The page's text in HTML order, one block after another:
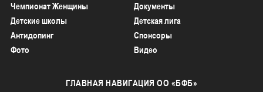
Чемпионат Женщины
Документы
Детские школы
Детская лига
Антидопинг
Спонсоры
Фото
Видео
ГЛАВНАЯ НАВИГАЦИЯ ОО «БФБ»